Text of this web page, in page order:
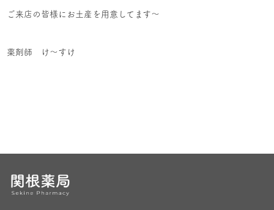
ご来店の皆様にお土産を用意してます～
薬剤師 け～すけ